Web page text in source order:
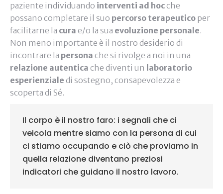
paziente individuando interventi ad hocche
possano completare il suo percorso terapeutico per
facilitarne la cura e/o la sua evoluzione personale.
Non meno importante è il nostro desiderio di
incontrare la persona che si rivolge a noi in una
relazione autentica che diventi un laboratorio
esperienziale di sostegno, consapevolezza e
scoperta di Sé.
Il corpo è il nostro faro: i segnali che ci
veicola mentre siamo con la persona di cui
ci stiamo occupando e ciò che proviamo in
quella relazione diventano preziosi
indicatori che guidano il nostro lavoro.